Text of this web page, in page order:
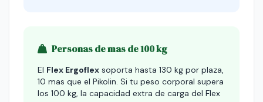
Personas de mas de 100 kg
El Flex Ergoflex soporta hasta 130 kg por plaza,
10 mas que el Pikolin. Si tu peso corporal supera
los 100 kg, la capacidad extra de carga del Flex